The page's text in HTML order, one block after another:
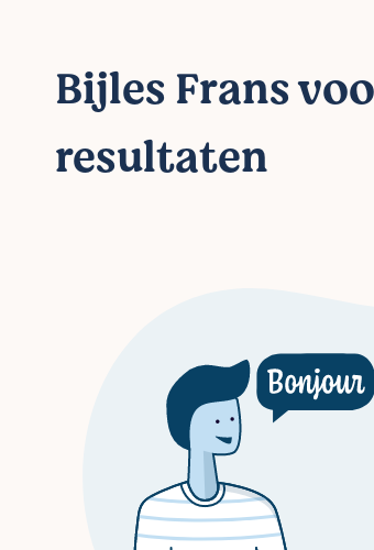
Bijles Frans
resultaten